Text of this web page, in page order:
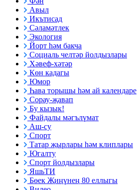
Авыл
Икътисад
Сәламәтлек
Экология
Йорт һәм бакча
Социаль челтәр йолдызлары
Хәвеф-хәтәр
Көн кадагы
Юмор
Һава торышы һәм ай календаре
Сорау-җавап
Бу кызык!
Файдалы мәгълүмат
Аш-су
Спорт
Татар җырлары һәм клиплары
Югалту
Спорт йолдызлары
ЯшьТИ
Бөек Җиңүнең 80 еллыгы